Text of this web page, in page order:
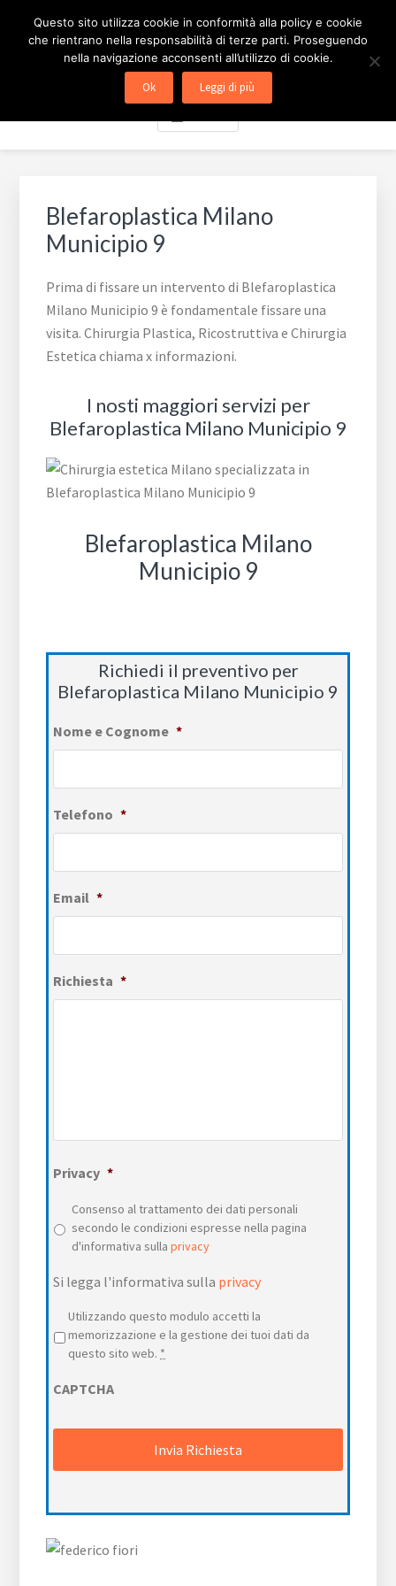
CHIRURGIA ESTETICA
MILANO
Blefaroplastica Milano
Municipio 9
Prima di fissare un intervento di Blefaroplastica
Milano Municipio 9 è fondamentale fissare una
visita. Chirurgia Plastica, Ricostruttiva e Chirurgia
Estetica chiama x informazioni.
I nosti maggiori servizi per
Blefaroplastica Milano Municipio 9
Blefaroplastica Milano
Municipio 9
Richiedi il preventivo per
Blefaroplastica Milano Municipio 9
Nome e Cognome *
Telefono *
Email *
Richiesta *
Privacy *
Consenso al trattamento dei dati personali
secondo le condizioni espresse nella pagina
d'informativa sullaprivacy
Si legga l'informativa sulla privacy
Privacy *
Utilizzando questo modulo accetti la
memorizzazione e la gestione dei tuoi dati da
questo sito web. *
CAPTCHA
Questo sito utilizza cookie in conformità alla policy e cookie
che rientrano nella responsabilità di terze parti. Proseguendo
nella navigazione acconsenti all’utilizzo di cookie.
Ok Leggi di più